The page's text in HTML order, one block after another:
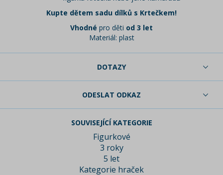
Kupte dětem sadu dílků s Krtečkem!
Vhodné pro děti od 3 let
Materiál: plast
DOTAZY
ODESLAT ODKAZ
SOUVISEJÍCÍ KATEGORIE
Figurkové
3 roky
5 let
Kategorie hraček